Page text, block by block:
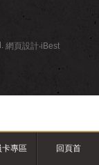
卡專區 回頁首
網頁設計‧iBest